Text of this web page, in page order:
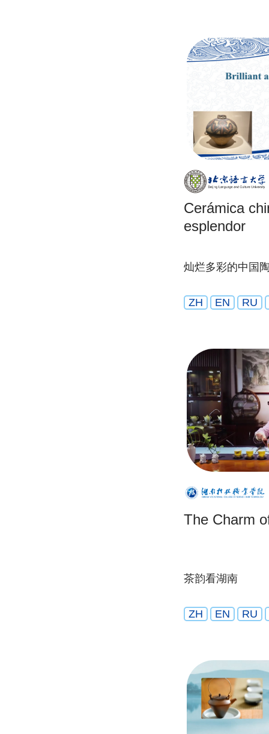
Cerámica
esplendor
灿烂多彩的中国
ZH EN RU
The Charm
茶韵看湖南
ZH EN RU